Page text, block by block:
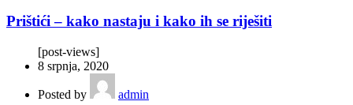
Prištići – kako nastaju i kako ih se riješiti
[post-views]
8 srpnja, 2020
Posted by
admin